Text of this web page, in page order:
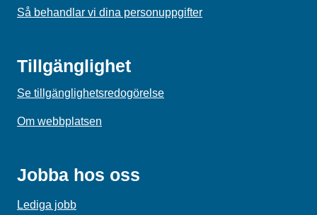
Så behandlar vi dina personuppgifter
Tillgänglighet
Se tillgänglighetsredogörelse
Om webbplatsen
Jobba hos oss
Lediga jobb